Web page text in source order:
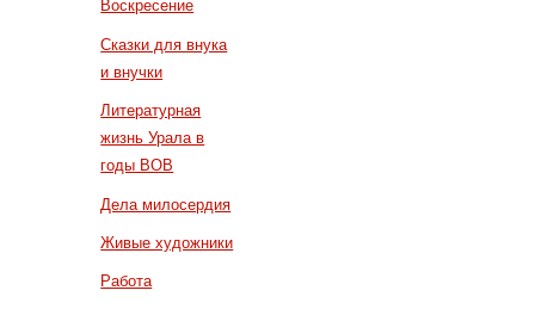
Воскресение
Сказки для внука
и внучки
Литературная
жизнь Урала в
годы ВОВ
Дела милосердия
Живые художники
Работа